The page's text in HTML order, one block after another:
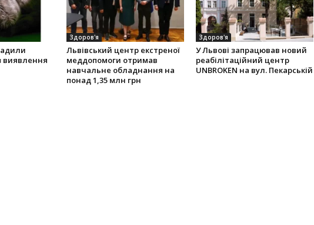
виявлення
Здоров'я
Львівський центр екстреної
меддопомоги отримав
навчальне обладнання на
понад 1,35 млн грн
Здоров'я
У Львові запрацював новий
реабілітаційний центр
UNBROKEN на вул. Пекарській